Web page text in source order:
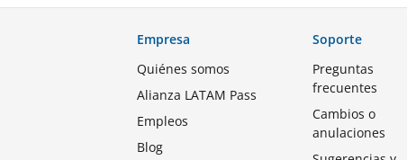
Empresa
Quiénes somos
Alianza LATAM Pass
Empleos
Blog
Soporte
Preguntas
frecuentes
Cambios o
anulaciones